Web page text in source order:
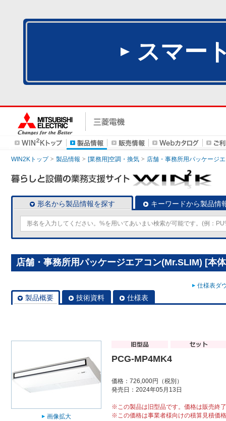
スマー
WIN2Kトップ 製品情報 [業務用]空調・換気 店舗・事務所用パッケージ
形名から製品情報を探す キーワードから製品情
店舗・事務所用パッケージエアコン(Mr.SLIM) [本
仕様表ダ
製品概要 技術資料 仕様表
画像拡大
PCG-MP4MK4
価格：726,000円（税別）
発売日：2024年05月13日
※この製品は旧型品です。価格は販売終
※この価格は事業者様向けの積算見積価